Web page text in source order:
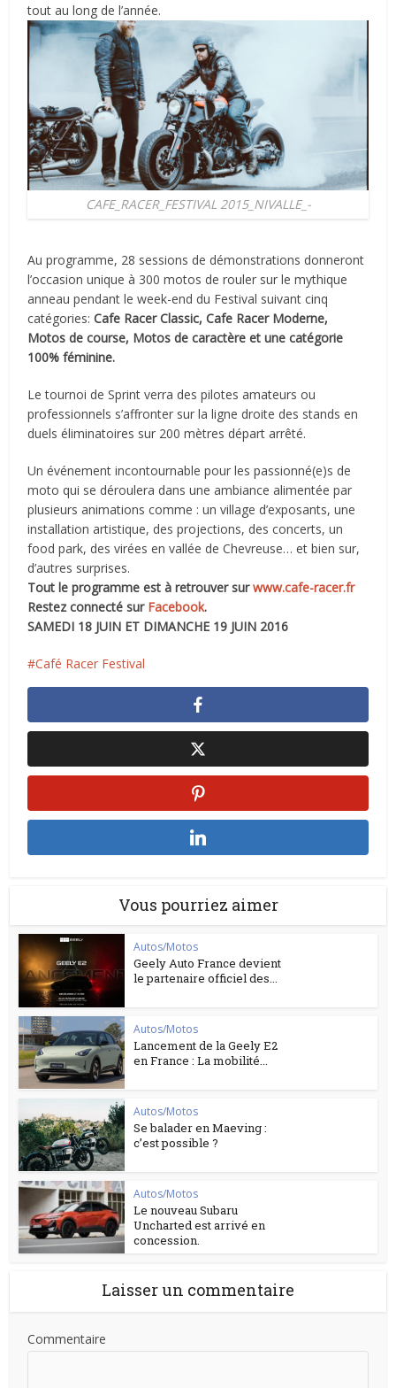
tout au long de l’année.
CAFE_RACER_FESTIVAL 2015_NIVALLE_-
Au programme, 28 sessions de démonstrations donneront
l’occasion unique à 300 motos de rouler sur le mythique
anneau pendant le week-end du Festival suivant cinq
catégories: Cafe Racer Classic, Cafe Racer Moderne,
Motos de course, Motos de caractère et une catégorie
100% féminine.
Le tournoi de Sprint verra des pilotes amateurs ou
professionnels s’affronter sur la ligne droite des stands en
duels éliminatoires sur 200 mètres départ arrêté.
Un événement incontournable pour les passionné(e)s de
moto qui se déroulera dans une ambiance alimentée par
plusieurs animations comme : un village d’exposants, une
installation artistique, des projections, des concerts, un
food park, des virées en vallée de Chevreuse… et bien sur,
d’autres surprises.
Tout le programme est à retrouver surwww.cafe-racer.fr
Restez connecté sur Facebook.
SAMEDI 18 JUIN ET DIMANCHE 19 JUIN 2016
Café Racer Festival
Vous pourriez aimer
Autos/Motos
Geely Auto France devient
le partenaire officiel des...
Autos/Motos
Lancement de la Geely E2
en France : La mobilité...
Autos/Motos
Se balader en Maeving :
c’est possible ?
Autos/Motos
Le nouveau Subaru
Uncharted est arrivé en
concession.
Laisser un commentaire
Commentaire